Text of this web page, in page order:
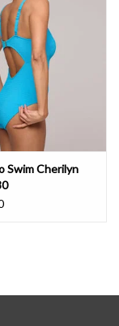
Swim Cherilyn